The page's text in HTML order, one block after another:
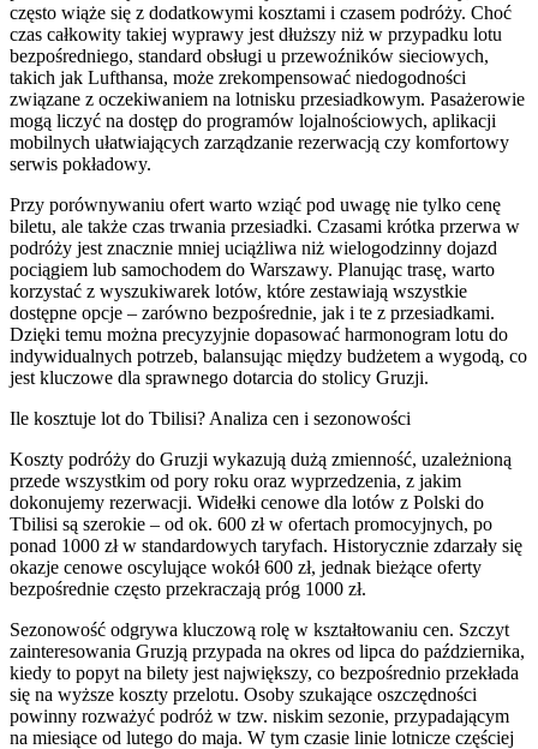
często wiąże się z dodatkowymi kosztami i czasem podróży. Choć
czas całkowity takiej wyprawy jest dłuższy niż w przypadku lotu
bezpośredniego, standard obsługi u przewoźników sieciowych,
takich jak Lufthansa, może zrekompensować niedogodności
związane z oczekiwaniem na lotnisku przesiadkowym. Pasażerowie
mogą liczyć na dostęp do programów lojalnościowych, aplikacji
mobilnych ułatwiających zarządzanie rezerwacją czy komfortowy
serwis pokładowy.
Przy porównywaniu ofert warto wziąć pod uwagę nie tylko cenę
biletu, ale także czas trwania przesiadki. Czasami krótka przerwa w
podróży jest znacznie mniej uciążliwa niż wielogodzinny dojazd
pociągiem lub samochodem do Warszawy. Planując trasę, warto
korzystać z wyszukiwarek lotów, które zestawiają wszystkie
dostępne opcje – zarówno bezpośrednie, jak i te z przesiadkami.
Dzięki temu można precyzyjnie dopasować harmonogram lotu do
indywidualnych potrzeb, balansując między budżetem a wygodą, co
jest kluczowe dla sprawnego dotarcia do stolicy Gruzji.
Ile kosztuje lot do Tbilisi? Analiza cen i sezonowości
Koszty podróży do Gruzji wykazują dużą zmienność, uzależnioną
przede wszystkim od pory roku oraz wyprzedzenia, z jakim
dokonujemy rezerwacji. Widełki cenowe dla lotów z Polski do
Tbilisi są szerokie – od ok. 600 zł w ofertach promocyjnych, po
ponad 1000 zł w standardowych taryfach. Historycznie zdarzały się
okazje cenowe oscylujące wokół 600 zł, jednak bieżące oferty
bezpośrednie często przekraczają próg 1000 zł.
Sezonowość odgrywa kluczową rolę w kształtowaniu cen. Szczyt
zainteresowania Gruzją przypada na okres od lipca do października,
kiedy to popyt na bilety jest największy, co bezpośrednio przekłada
się na wyższe koszty przelotu. Osoby szukające oszczędności
powinny rozważyć podróż w tzw. niskim sezonie, przypadającym
na miesiące od lutego do maja. W tym czasie linie lotnicze częściej